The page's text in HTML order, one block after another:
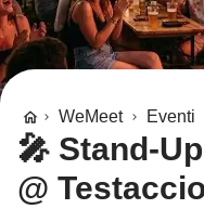
WeMeet Eventi
🎤 Stand-
@